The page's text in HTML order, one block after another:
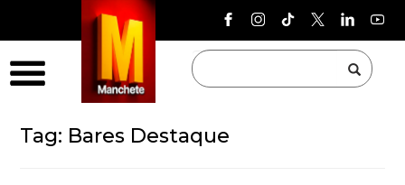
Pular para o conteúdo
Tag: Bares Destaque